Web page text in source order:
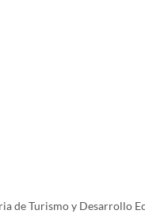
de Turismo y Desarrollo